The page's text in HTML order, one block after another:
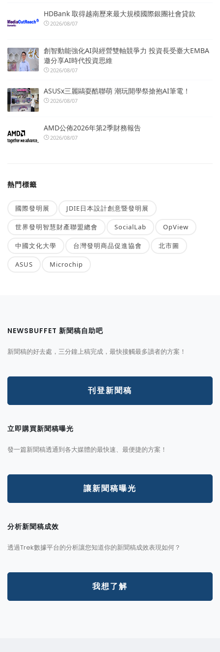
HDBank 取得越南歷來最大規模國際銀團社會貸款
2026/08/07
創智動能強化AI與經營雙軸競爭力 投資長受臺大EMBA
邀分享AI時代投資思維
2026/08/07
ASUSx三麗鷗耍酷聯萌 潮玩開學祭搶抱AI筆電！
2026/08/07
AMD公佈2026年第2季財務報告
2026/08/07
熱門標籤
國際發明展 JDIE日本設計創意暨發明展
世界發明智慧財產聯盟總會 SocialLab OpView
中國文化大學 台灣發明商品促進協會 北市圖
ASUS Microchip
NEWSBUFFET 新聞稿自助吧
新聞稿的好去處，三分鐘上稿完成，最快接觸最多讀者的方案！
刊登新聞稿
立即購買新聞稿曝光
發一篇新聞稿透通到各大媒體的最快速、最便捷的方案！
讓新聞稿曝光
分析新聞稿成效
透過Trek數據平台的分析讓您知道你的新聞稿成效表現如何？
我想了解